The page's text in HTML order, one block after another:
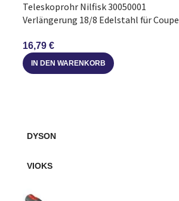
Teleskoprohr Nilfisk 30050001
Verlängerung 18/8 Edelstahl für Coupe
16,79 €
IN DEN WARENKORB
DYSON
VIOKS